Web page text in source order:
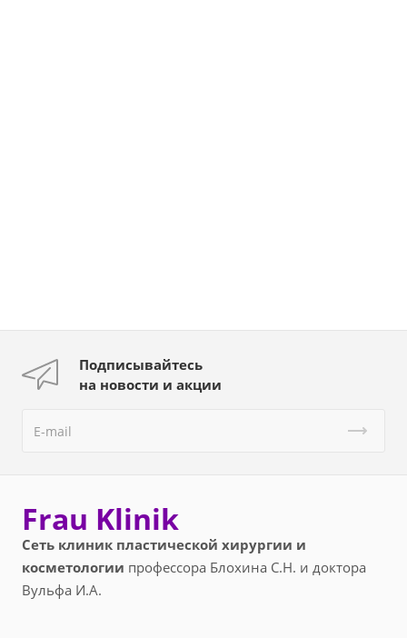
Подписывайтесь
на новости и акции
Frau Klinik
Сеть клиник пластической хирургии и
косметологии профессора Блохина С.Н. и доктора
Вульфа И.А.